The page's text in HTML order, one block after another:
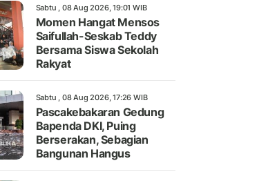
Sabtu , 08 Aug 2026, 19:01 WIB
Momen Hangat Mensos
Saifullah-Seskab Teddy
Bersama Siswa Sekolah
Rakyat
Sabtu , 08 Aug 2026, 17:26 WIB
Pascakebakaran Gedung
Bapenda DKI, Puing
Berserakan, Sebagian
Bangunan Hangus